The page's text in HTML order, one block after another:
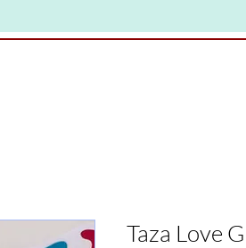
Taza Love